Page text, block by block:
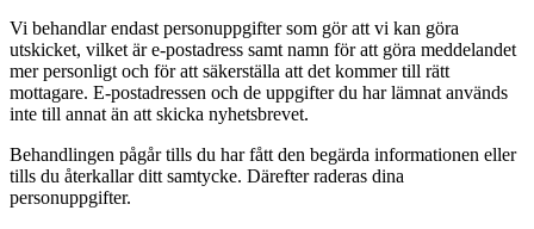
Vi behandlar endast personuppgifter som gör att vi kan göra
utskicket, vilket är e-postadress samt namn för att göra meddelandet
mer personligt och för att säkerställa att det kommer till rätt
mottagare. E-postadressen och de uppgifter du har lämnat används
inte till annat än att skicka nyhetsbrevet.
Behandlingen pågår tills du har fått den begärda informationen eller
tills du återkallar ditt samtycke. Därefter raderas dina
personuppgifter.